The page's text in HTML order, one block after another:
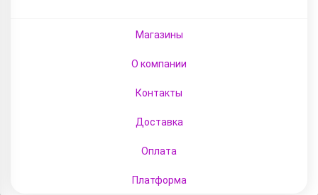
Магазины
О компании
Контакты
Доставка
Оплата
Платформа